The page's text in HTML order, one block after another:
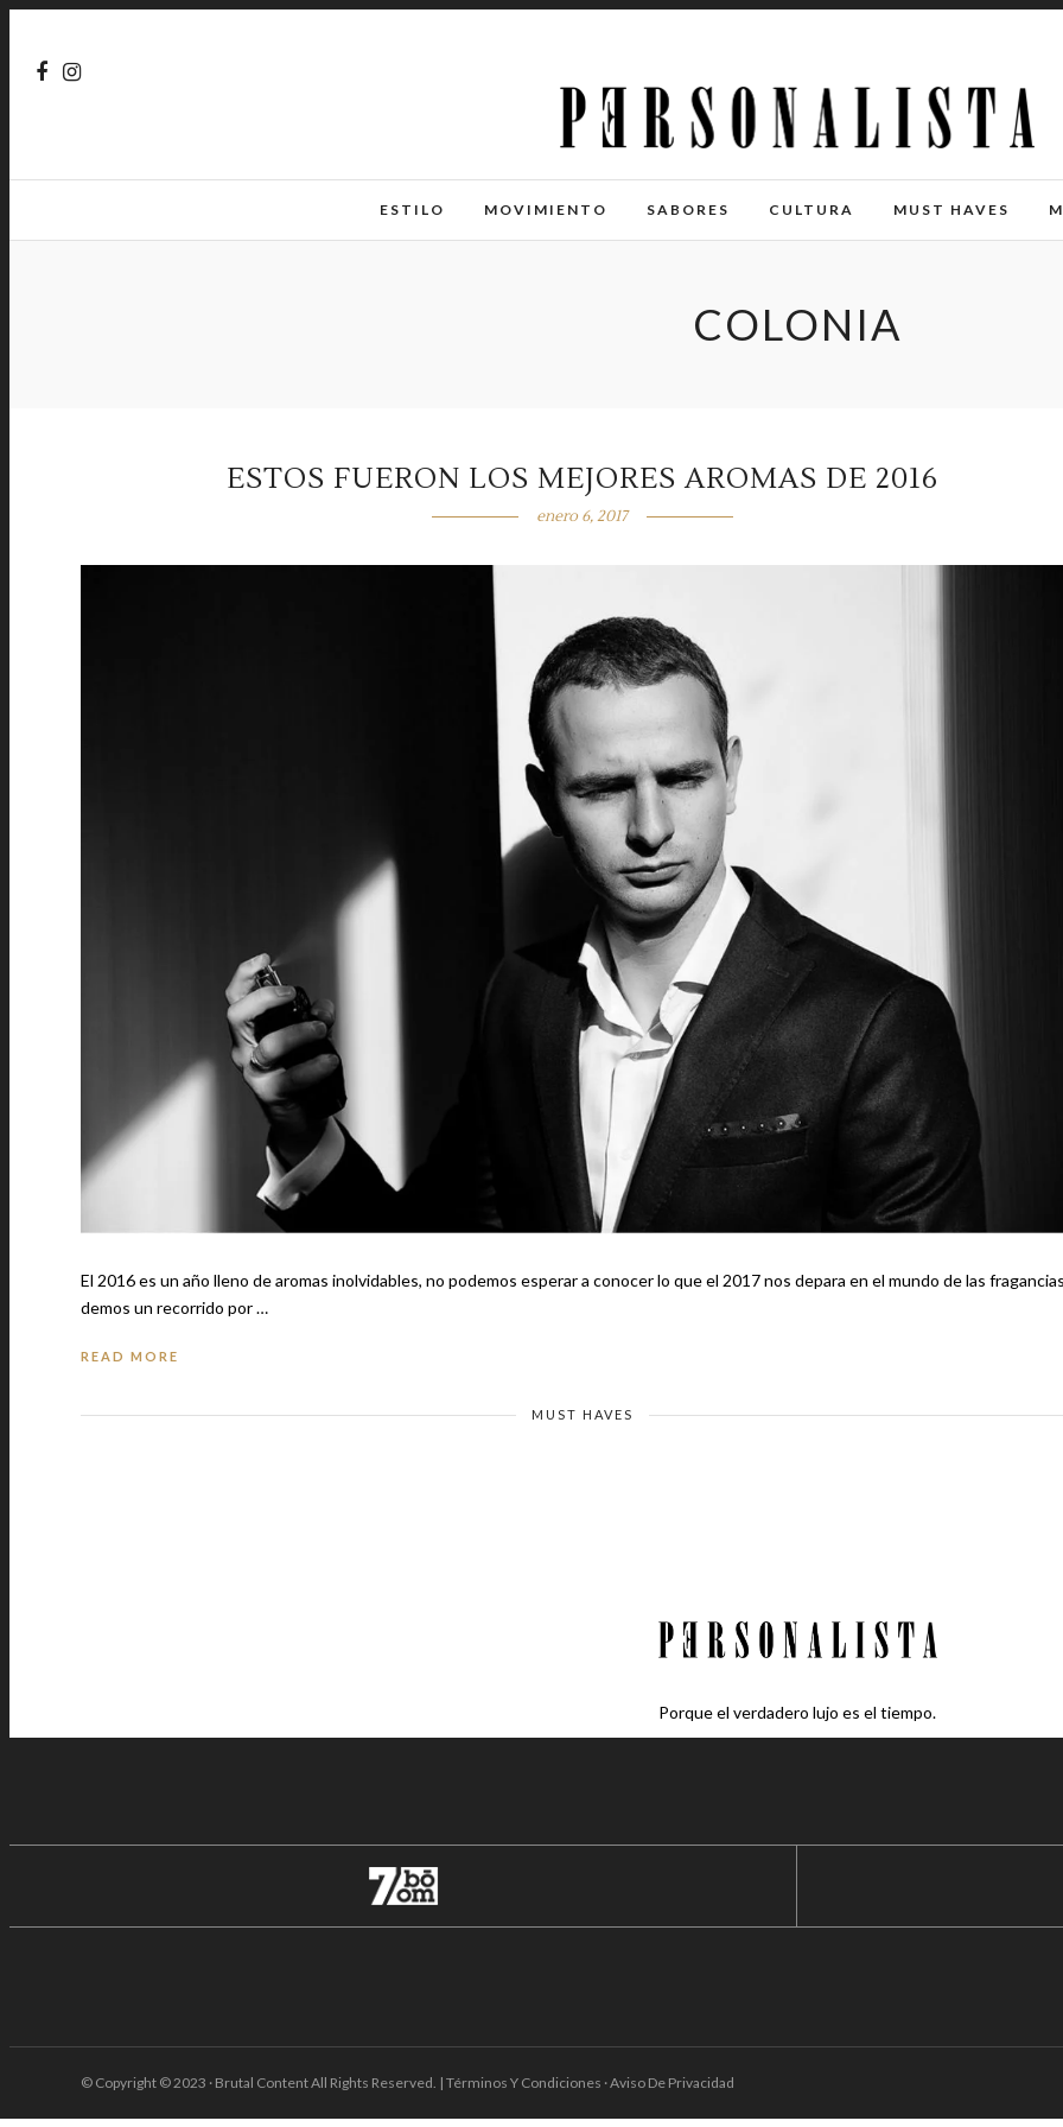
ESTILO MOVIMIENTO SABORES CULTURA MUST HAVES
COLONIA
ESTOS FUERON LOS MEJORES AROMAS DE 2016
enero 6, 2017
El 2016 es un año lleno de aromas inolvidables, no podemos esperar a conocer lo que el 2017 nos depara en el mundo de las
demos un recorrido por …
READ MORE
MUST HAVES
Porque el verdadero lujo es el tiempo.
© Copyright © 2023 · Brutal Content All Rights Reserved. | Términos Y Condiciones · Aviso De Privacidad